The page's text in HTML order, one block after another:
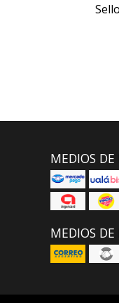
MEDIOS DE
MEDIOS DE